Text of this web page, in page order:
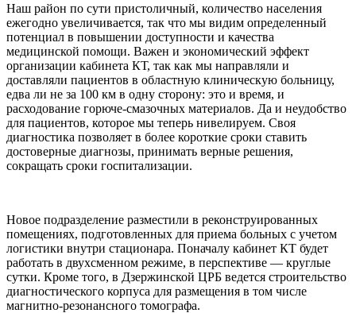
Наш район по сути пристоличный, количество населения
ежегодно увеличивается, так что мы видим определенный
потенциал в повышении доступности и качества
медицинской помощи. Важен и экономический эффект
организации кабинета КТ, так как мы направляли и
доставляли пациентов в областную клиническую больницу,
едва ли не за 100 км в одну сторону: это и время, и
расходование горюче-смазочных материалов. Да и неудобство
для пациентов, которое мы теперь нивелируем. Своя
диагностика позволяет в более короткие сроки ставить
достоверные диагнозы, принимать верные решения,
сокращать сроки госпитализации.
Новое подразделение разместили в реконструированных
помещениях, подготовленных для приема больных с учетом
логистики внутри стационара. Поначалу кабинет КТ будет
работать в двухсменном режиме, в перспективе — круглые
сутки. Кроме того, в Дзержинской ЦРБ ведется строительство
диагностического корпуса для размещения в том числе
магнитно-резонансного томографа.